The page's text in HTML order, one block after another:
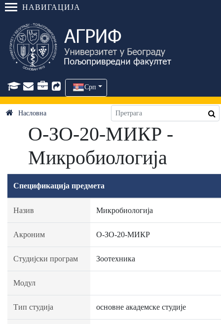
НАВИГАЦИЈА
Срп
Насловна
О-ЗО-20-МИКР -
Микробиологија
Спецификација предмета
Назив Микробиологија
Акроним О-ЗО-20-МИКР
Студијски програм Зоотехника
Модул
Тип студија основне академске студије